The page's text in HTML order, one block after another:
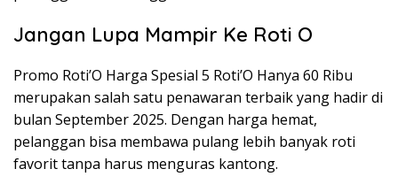
Jangan Lupa Mampir Ke Roti O
Promo Roti’O Harga Spesial 5 Roti’O Hanya 60 Ribu
merupakan salah satu penawaran terbaik yang hadir di
bulan September 2025. Dengan harga hemat,
pelanggan bisa membawa pulang lebih banyak roti
favorit tanpa harus menguras kantong.